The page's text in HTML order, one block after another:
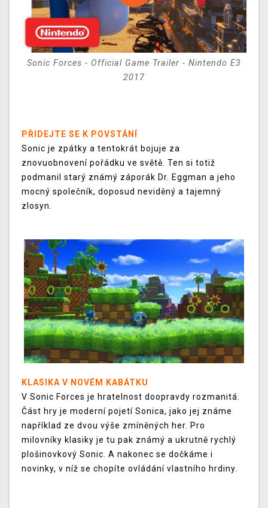
Sonic Forces - Official Game Trailer - Nintendo E3
2017
PŘIDEJTE SE K POVSTÁNÍ
Sonic je zpátky a tentokrát bojuje za
znovuobnovení pořádku ve světě. Ten si totiž
podmanil starý známý záporák Dr. Eggman a jeho
mocný společník, doposud neviděný a tajemný
zlosyn.
KLASIKA V NOVÉM KABÁTKU
V Sonic Forces je hratelnost doopravdy rozmanitá.
Část hry je moderní pojetí Sonica, jako jej známe
například ze dvou výše zmíněných her. Pro
milovníky klasiky je tu pak známý a ukrutně rychlý
plošinovkový Sonic. A nakonec se dočkáme i
novinky, v níž se chopíte ovládání vlastního hrdiny.